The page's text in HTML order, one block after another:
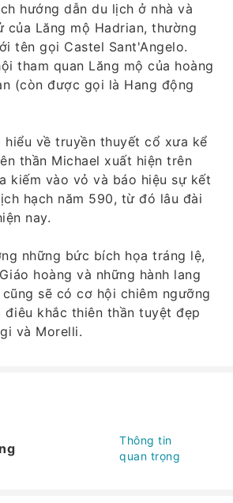
hướng dẫn du lịch ở nhà và
của Lăng mộ Hadrian, thường
tên gọi Castel Sant'Angelo.
tham quan Lăng mộ của hoàng
(còn được gọi là Hang động
hiểu về truyền thuyết cổ xưa kể
thần Michael xuất hiện trên
kiếm vào vỏ và báo hiệu sự kết
hạch năm 590, từ đó lâu đài
nay.
những bức bích họa tráng lệ,
hoàng và những hành lang
sẽ có cơ hội chiêm ngưỡng
điêu khắc thiên thần tuyệt đẹp
và Morelli.
Thông tin
quan trọng